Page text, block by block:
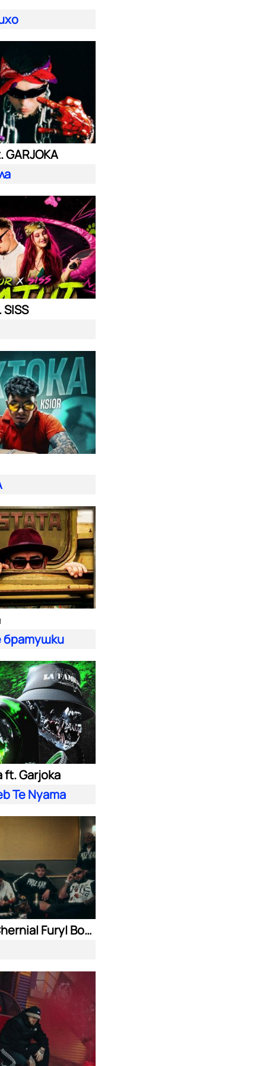
GARJOKA
SISS
братушки
ft. Garjoka
Te Nyama
Nasyo Chernia| Fury| Bobo Armani| & N.A.S.I.